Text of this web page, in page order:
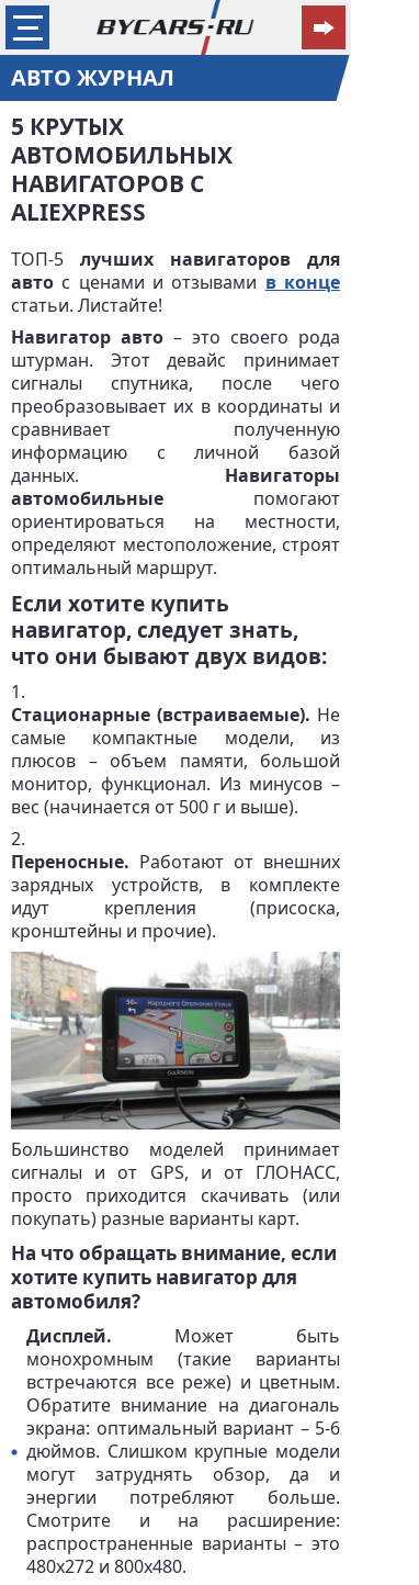
АВТО ЖУРНАЛ
5 КРУТЫХ
АВТОМОБИЛЬНЫХ
НАВИГАТОРОВ С
ALIEXPRESS
ТОП-5 лучших навигаторов для
авто с ценами и отзывами в конце
статьи. Листайте!
Навигатор авто – это своего рода
штурман. Этот девайс принимает
сигналы спутника, после чего
преобразовывает их в координаты и
сравнивает полученную
информацию с личной базой
данных. Навигаторы
автомобильные помогают
ориентироваться на местности,
определяют местоположение, строят
оптимальный маршрут.
Если хотите купить
навигатор, следует знать,
что они бывают двух видов:
Стационарные (встраиваемые). Не
самые компактные модели, из
плюсов – объем памяти, большой
монитор, функционал. Из минусов –
вес (начинается от 500 г и выше).
Переносные. Работают от внешних
зарядных устройств, в комплекте
идут крепления (присоска,
кронштейны и прочие).
Большинство моделей принимает
сигналы и от GPS, и от ГЛОНАСС,
просто приходится скачивать (или
покупать) разные варианты карт.
На что обращать внимание, если
хотите купить навигатор для
автомобиля?
Дисплей. Может быть
монохромным (такие варианты
встречаются все реже) и цветным.
Обратите внимание на диагональ
экрана: оптимальный вариант – 5-6
дюймов. Слишком крупные модели
могут затруднять обзор, да и
энергии потребляют больше.
Смотрите и на расширение:
распространенные варианты – это
480х272 и 800х480.